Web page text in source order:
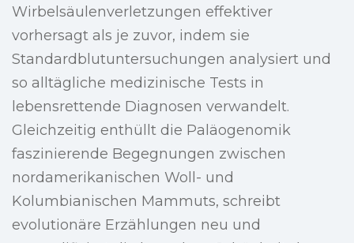
Wirbelsäulenverletzungen effektiver
vorhersagt als je zuvor, indem sie
Standardblutuntersuchungen analysiert und
so alltägliche medizinische Tests in
lebensrettende Diagnosen verwandelt.
Gleichzeitig enthüllt die Paläogenomik
faszinierende Begegnungen zwischen
nordamerikanischen Woll- und
Kolumbianischen Mammuts, schreibt
evolutionäre Erzählungen neu und